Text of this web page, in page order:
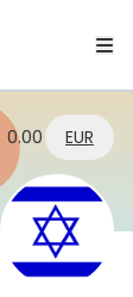
0.00 EUR